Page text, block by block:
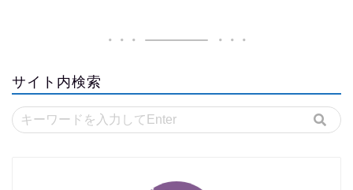
サイト内検索